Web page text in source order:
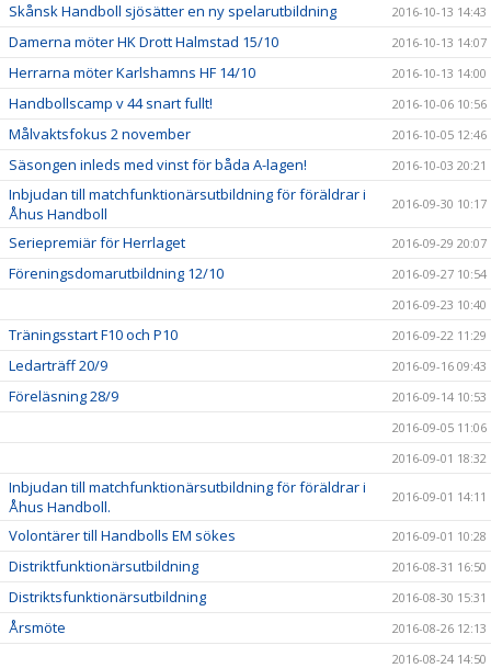
Skånsk Handboll sjösätter en ny spelarutbildning 2016-10-13 14:43
Damerna möter HK Drott Halmstad 15/10 2016-10-13 14:07
Herrarna möter Karlshamns HF 14/10 2016-10-13 14:00
Handbollscamp v 44 snart fullt! 2016-10-06 10:56
Målvaktsfokus 2 november 2016-10-05 12:46
Säsongen inleds med vinst för båda A-lagen! 2016-10-03 20:21
Inbjudan till matchfunktionärsutbildning för föräldrar i
Åhus Handboll
2016-09-30 10:17
Seriepremiär för Herrlaget 2016-09-29 20:07
Föreningsdomarutbildning 12/10
2016-09-27 10:54
2016-09-23 10:40
Träningsstart F10 och P10 2016-09-22 11:29
Ledarträff 20/9 2016-09-16 09:43
Föreläsning 28/9
2016-09-14 10:53
2016-09-05 11:06
2016-09-01 18:32
Inbjudan till matchfunktionärsutbildning för föräldrar i
Åhus Handboll.
2016-09-01 14:11
Volontärer till Handbolls EM sökes 2016-09-01 10:28
Distriktfunktionärsutbildning 2016-08-31 16:50
Distriktsfunktionärsutbildning 2016-08-30 15:31
Årsmöte
2016-08-26 12:13
2016-08-24 14:50